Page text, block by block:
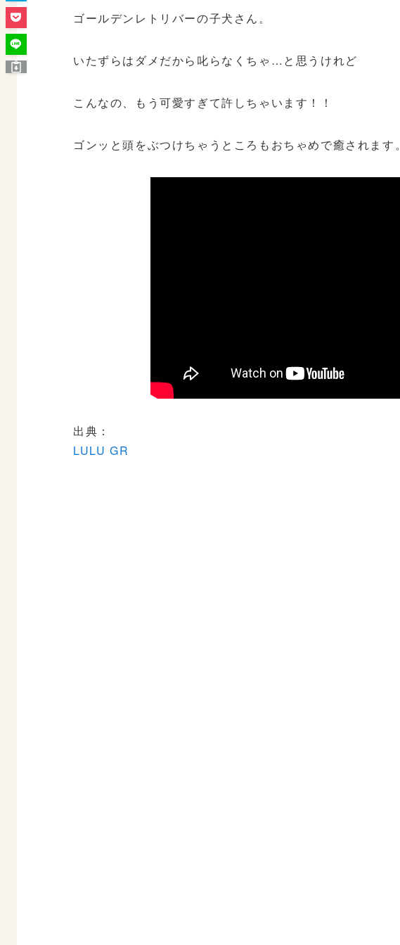
ゴールデンレトリバーの子犬さん。
いたずらはダメだから叱らなくちゃ…と思うけれど
こんなの、もう可愛すぎて許しちゃいます！！
ゴンッと頭をぶつけちゃうところもおちゃめで癒されます。
出典：
LULU GR